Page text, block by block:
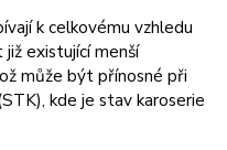
k celkovému vzhledu
existující menší
může být přínosné při
kde je stav karoserie